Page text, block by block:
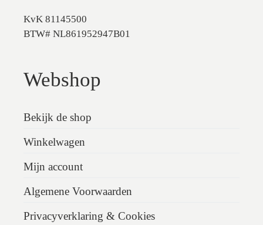
KvK 81145500
BTW# NL861952947B01
Webshop
Bekijk de shop
Winkelwagen
Mijn account
Algemene Voorwaarden
Privacyverklaring & Cookies